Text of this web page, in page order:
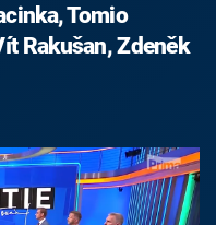
Tomio
Rakušan, Zdeněk